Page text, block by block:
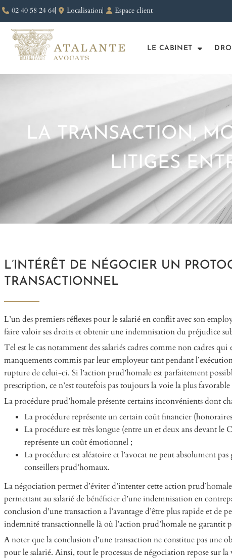
02 40 58 24 64 Localisation Espace client
LE CABINET
LA TRANSACTION,
LITIGES
L’INTÉRÊT DE NÉGOCIER UN
TRANSACTIONNEL
L’un des premiers réflexes pour le salarié en conflit avec son
faire valoir ses droits et obtenir une indemnisation du préjudice
Tel est le cas notamment des salariés cadres comme non cadres
manquements commis par leur employeur tant pendant
rupture de celui-ci. Si l’action prud’homale est parfaitement
prescription, ce n’est toutefois pas toujours la voie la plus favorable
La procédure prud’homale présente certains inconvénients dont
La procédure représente un certain coût financier
La procédure est très longue (entre un et deux ans devant le
représente un coût émotionnel ;
La procédure est aléatoire et l’avocat ne peut absolument
conseillers prud’homaux.
La négociation permet d’éviter d’intenter cette action
permettant au salarié de bénéficier d’une indemnisation en
conclusion d’une transaction a l’avantage d’être plus rapide et de
indemnité transactionnelle là où l’action prud’homale ne garantit
A noter que la conclusion d’une transaction ne constitue pas une
pour le salarié. Ainsi, tout le processus de négociation repose sur la